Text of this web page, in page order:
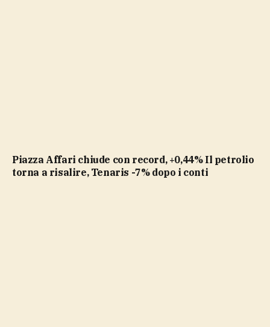
Piazza Affari chiude con record, +0,44% Il petrolio
torna a risalire, Tenaris -7% dopo i conti